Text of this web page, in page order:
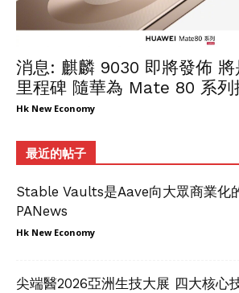
消息: 麒麟 9030 即將發佈 將
里程碑 隨華為 Mate 80 系列
Hk New Economy
最近的帖子
Stable Vaults是Aave向大眾商業化
PANews
Hk New Economy
尖端醫2026亞洲生技大展 四大核心